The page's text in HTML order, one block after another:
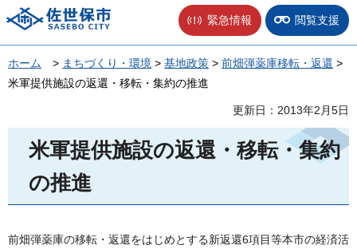
佐世保市 緊急情報 閲覧支援
ホーム > まちづくり・環境 > 基地政策 > 前畑弾薬庫移転・返還 >
米軍提供施設の返還・移転・集約の推進
更新日：2013年2月5日
米軍提供施設の返還・移転・集約
の推進
前畑弾薬庫の移転・返還をはじめとする新返還6項目等本市の経済活